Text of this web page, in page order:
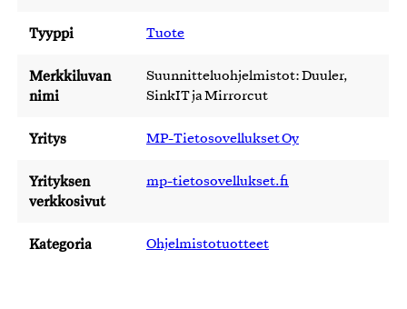
Tyyppi Tuote
Merkkiluvan
nimi
Suunnitteluohjelmistot: Duuler,
SinkIT ja Mirrorcut
Yritys MP-Tietosovellukset Oy
Yrityksen
verkkosivut
mp-tietosovellukset.fi
Kategoria Ohjelmistotuotteet